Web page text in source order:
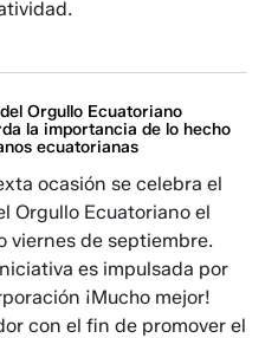
Orgullo Ecuatoriano
la importancia de lo hecho
ecuatorianas
ocasión se celebra el
Orgullo Ecuatoriano el
viernes de septiembre.
es impulsada por
¡Mucho mejor!
con el fin de promover el